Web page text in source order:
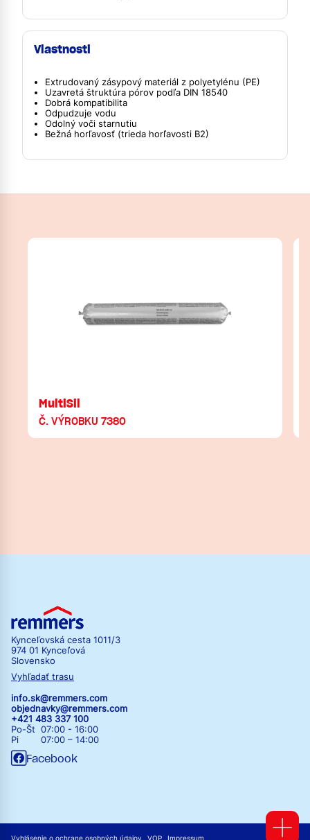
Vlastnosti
Extrudovaný zásypový materiál z polyetylénu (PE)
Uzavretá štruktúra pórov podľa DIN 18540
Dobrá kompatibilita
Odpudzuje vodu
Odolný voči starnutiu
Bežná horľavosť (trieda horľavosti B2)
MultiSil
Č. VÝROBKU 7380
Kynceľovská cesta 1011/3
974 01 Kynceľová
Slovensko
Vyhľadať trasu
info.sk@remmers.com
objednavky@remmers.com
+421 483 337 100
Po-Št 07:00 - 16:00
Pi 07:00 – 14:00
Facebook
Vyhlásenie o ochrane osobných údajov VOP Impressum